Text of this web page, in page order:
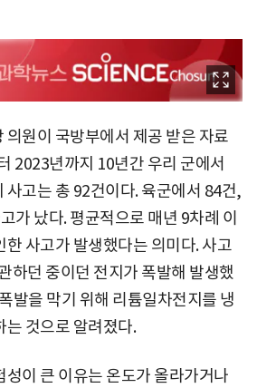
의원이 국방부에서 제공 받은 자료
2023년까지 10년간 우리 군에서
사고는 총 92건이다. 육군에서 84건,
가 났다. 평균적으로 매년 9차례 이
사고가 발생했다는 의미다. 사고
하던 중이던 전지가 폭발해 발생했
발을 막기 위해 리튬일차전지를 냉
는 것으로 알려졌다.
성이 큰 이유는 온도가 올라가거나